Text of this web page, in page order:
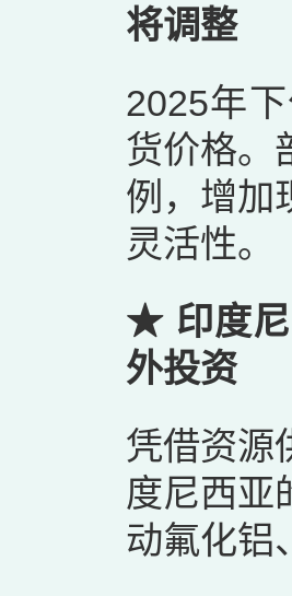
将调整
2025年
货价格。
例，增加
灵活性。
★ 印度尼
外投资
凭借资源
度尼西亚
动氟化铝